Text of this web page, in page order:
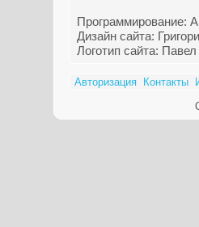
Программирование:
Дизайн сайта:
Логотип сайта:
Авторизация Контакты